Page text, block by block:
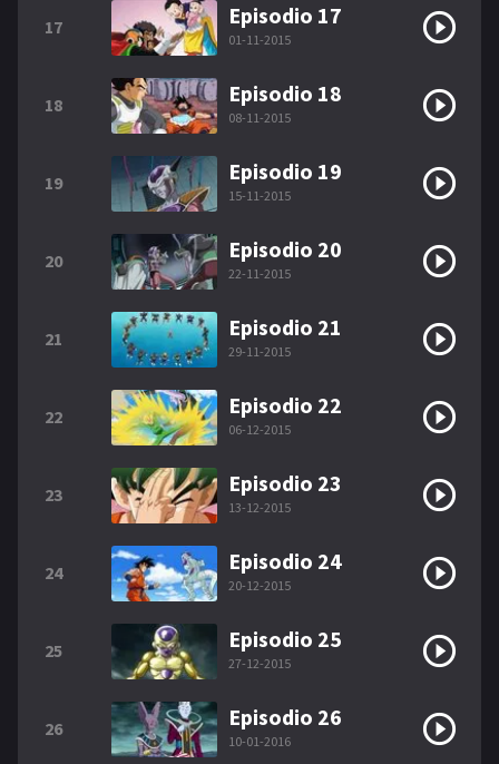
17 Episodio 17
01-11-2015
18 Episodio 18
08-11-2015
19 Episodio 19
15-11-2015
20 Episodio 20
22-11-2015
21 Episodio 21
29-11-2015
22 Episodio 22
06-12-2015
23 Episodio 23
13-12-2015
24 Episodio 24
20-12-2015
25 Episodio 25
27-12-2015
26 Episodio 26
10-01-2016